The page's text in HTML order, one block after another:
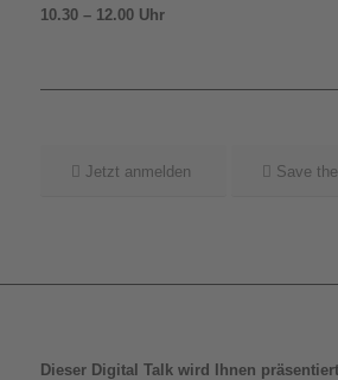
10.30 – 12.00 Uhr
Jetzt anmelden Save
Dieser Digital Talk wird Ihnen